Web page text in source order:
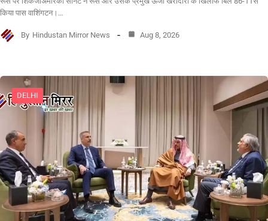
किया पास वाशिंगटन।…
By Hindustan Mirror News Aug 8, 2026
DELHI